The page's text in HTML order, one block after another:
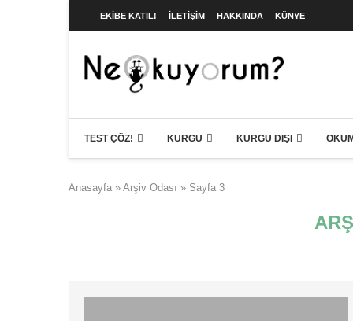
EKIBE KATIL! İLETIŞIM HAKKINDA KÜNYE
TEST ÇÖZ! KURGU KURGU DIŞI
Anasayfa » Arşiv Odası » Sayfa 3